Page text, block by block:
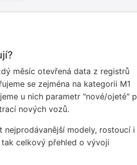
měsíc otevřená data z registrů
se zejména na kategorii M1
u nich parametr "nové/ojeté"
nových vozů.
modely, rostoucí i
celkový přehled o vývoji